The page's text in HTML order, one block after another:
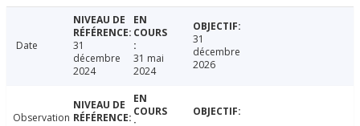
Date
31
décembre
2024
31 mai
2024
31
décembre
2026
Observation